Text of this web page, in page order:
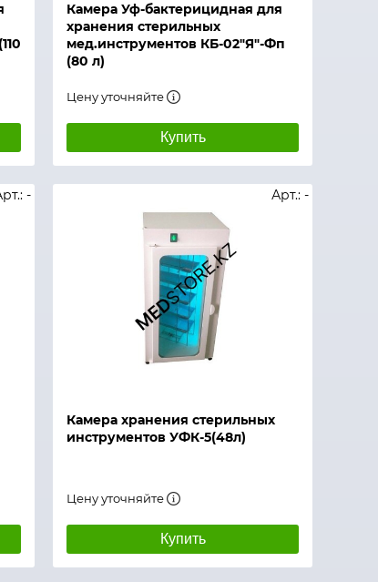
Камера Уф-бактерицидная для
хранения стерильных
мед.инструментов КБ-02"Я"-Фп
(80 л)
Цену уточняйте
Купить
-
Камера хранения стерильных
инструментов УФК-5(48л)
Арт.: -
Цену уточняйте
Купить